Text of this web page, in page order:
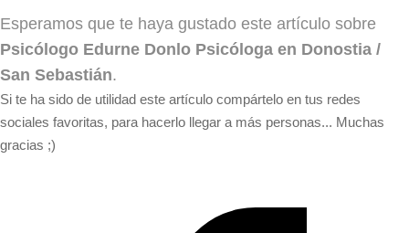
Esperamos que te haya gustado este artículo sobre
Psicólogo Edurne Donlo Psicóloga en Donostia /
San Sebastián.
Si te ha sido de utilidad este artículo compártelo en tus redes
sociales favoritas, para hacerlo llegar a más personas... Muchas
gracias ;)